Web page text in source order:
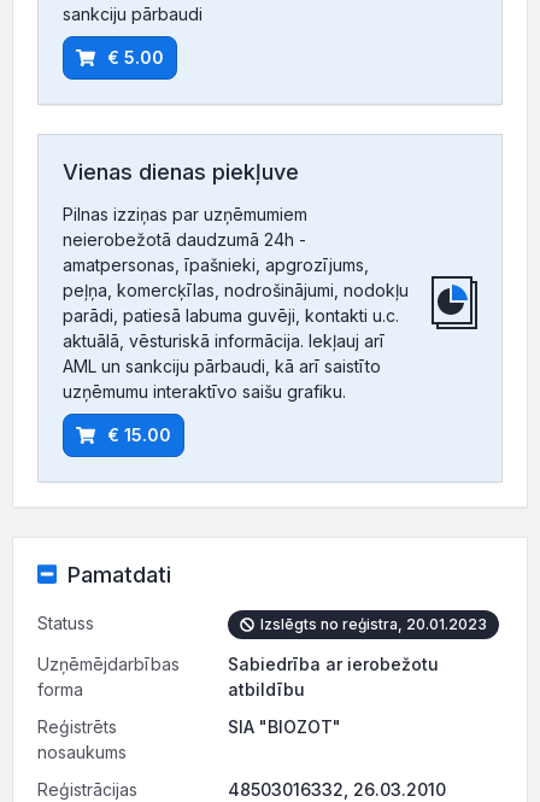
sankciju pārbaudi
€ 5.00
Vienas dienas piekļuve
Pilnas izziņas par uzņēmumiem
neierobežotā daudzumā 24h -
amatpersonas, īpašnieki, apgrozījums,
peļņa, komercķīlas, nodrošinājumi, nodokļu
parādi, patiesā labuma guvēji, kontakti u.c.
aktuālā, vēsturiskā informācija. Iekļauj arī
AML un sankciju pārbaudi, kā arī saistīto
uzņēmumu interaktīvo saišu grafiku.
€ 15.00
Pamatdati
Statuss Izslēgts no reģistra, 20.01.2023
Uzņēmējdarbības
forma
Sabiedrība ar ierobežotu
atbildību
Reģistrēts
nosaukums
SIA "BIOZOT"
Reģistrācijas
48503016332, 26.03.2010